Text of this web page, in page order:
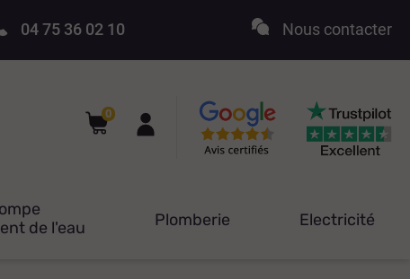
04 75 36 02 10 Nous contacter
0
de l'eau
Plomberie Electricité